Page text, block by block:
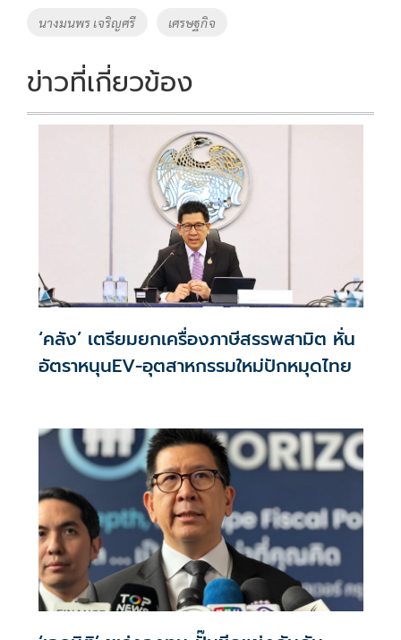
k
n
k
นางมนพร เจริญศรี เศรษฐกิจ
ข่าวที่เกี่ยวข้อง
‘คลัง’ เตรียมยกเครื่องภาษีสรรพสามิต หั่น
อัตราหนุนEV-อุตสาหกรรมใหม่ปักหมุดไทย